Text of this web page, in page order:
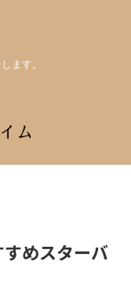
ます。
すめスターバ